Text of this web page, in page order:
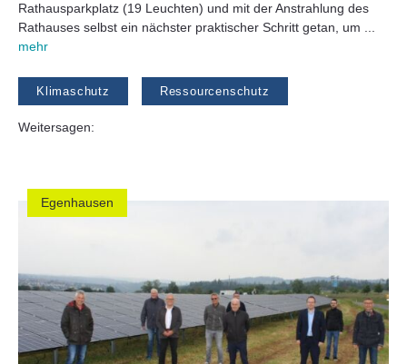
Rathausparkplatz (19 Leuchten) und mit der Anstrahlung des
Rathauses selbst ein nächster praktischer Schritt getan, um ...
mehr
Klimaschutz Ressourcenschutz
Weitersagen:
Egenhausen